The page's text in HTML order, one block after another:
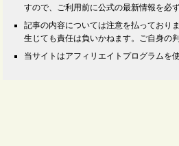
すので、ご利用前に公式の最新情報を必
記事の内容については注意を払っており
生じても責任は負いかねます。ご自身の
当サイトはアフィリエイトプログラムを